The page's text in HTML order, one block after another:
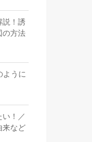
説！誘
の方法
ように
い！／
来など